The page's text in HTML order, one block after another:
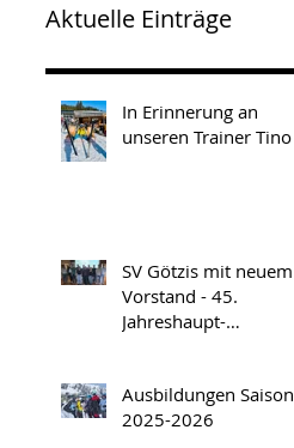
Aktuelle Einträge
In Erinnerung an
unseren Trainer Tino
SV Götzis mit neuem
Vorstand - 45.
Jahreshaupt-
Ausbildungen Saison
2025-2026